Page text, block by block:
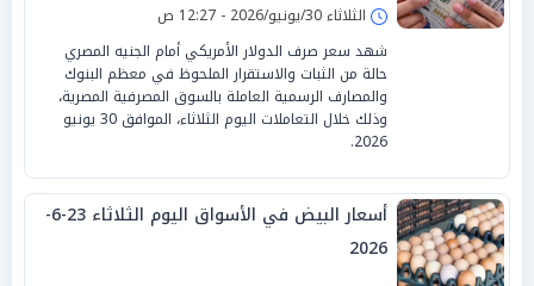
الثلاثاء 30/يونيو/2026 - 12:27 ص
شهد سعر صرف الدولار الأمريكي أمام الجنيه المصري
حالة من الثبات والاستقرار الملحوظ في معظم البنوك
والمصارف الرسمية العاملة بالسوق المصرفية المصرية،
وذلك خلال التعاملات اليوم الثلاثاء، الموافق 30 يونيو
2026.
أسعار البيض في الأسواق اليوم الثلاثاء 23-6-
2026